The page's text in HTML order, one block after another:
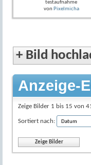
testaufnahme
von Pixelmicha
+ Bild
Anzeige-
Zeige Bilder 1 bis 15 von
Sortiert nach: